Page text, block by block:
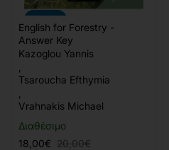
Διαθέσιμο
English for Forestry -
Answer Key
Kazoglou Yannis
Tsaroucha Efthymia
Vrahnakis Michael
18,00€ 20,00€